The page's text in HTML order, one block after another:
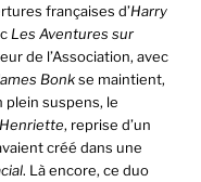
françaises d’Harry
Les Aventures sur
de l’Association, avec
Bonkse maintient,
plein suspens, le
Henriette, reprise d’un
créé dans une
. Là encore, ce duo